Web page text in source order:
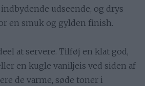
udseende, og drys
en smuk og gylden finish.
at servere. Tilføj en klat god,
en kugle vaniljeis ved siden af
de varme, søde toner i